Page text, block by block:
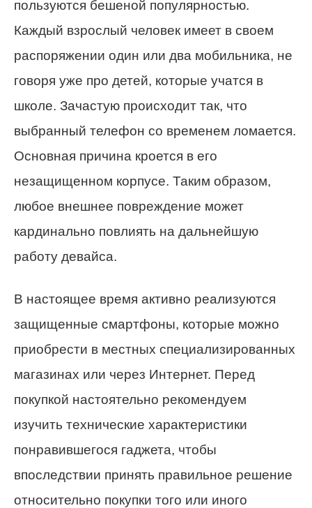
пользуются бешеной популярностью.
Каждый взрослый человек имеет в своем
распоряжении один или два мобильника, не
говоря уже про детей, которые учатся в
школе. Зачастую происходит так, что
выбранный телефон со временем ломается.
Основная причина кроется в его
незащищенном корпусе. Таким образом,
любое внешнее повреждение может
кардинально повлиять на дальнейшую
работу девайса.
В настоящее время активно реализуются
защищенные смартфоны, которые можно
приобрести в местных специализированных
магазинах или через Интернет. Перед
покупкой настоятельно рекомендуем
изучить технические характеристики
понравившегося гаджета, чтобы
впоследствии принять правильное решение
относительно покупки того или иного